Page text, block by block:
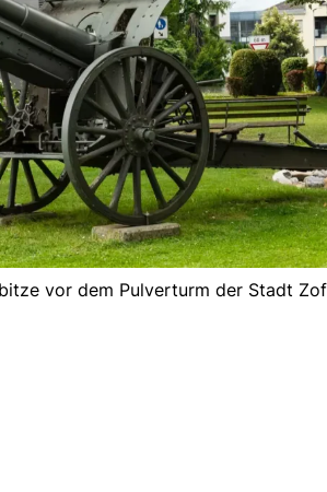
vor dem Pulverturm der Stadt